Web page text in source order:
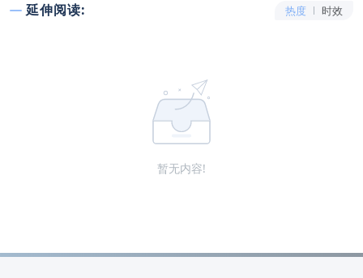
延伸阅读: 热度 时效
暂无内容!